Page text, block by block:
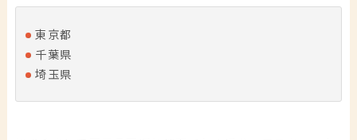
東京都
千葉県
埼玉県